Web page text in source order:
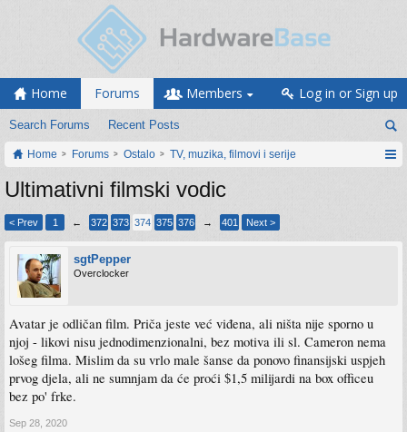
Home Forums
Search Forums Recent Posts
Members Log in or Sign up
Home Forums Ostalo TV, muzika, filmovi i serije
Ultimativni filmski vodic
< Prev 1 ← 372 373 374 375 376 → 401 Next >
sgtPepper
Overclocker
Avatar je odličan film. Priča jeste već viđena, ali ništa nije sporno u
njoj - likovi nisu jednodimenzionalni, bez motiva ili sl. Cameron nema
lošeg filma. Mislim da su vrlo male šanse da ponovo finansijski uspjeh
prvog djela, ali ne sumnjam da će proći $1,5 milijardi na box officeu
bez po' frke.
Sep 28, 2020